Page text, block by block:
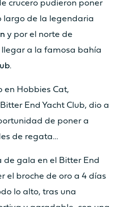
crucero pudieron poner
largo de la legendaria
y por el norte de
a la famosa bahía
.
en Hobbies Cat,
End Yacht Club, dio a
de poner a
de regata…
de gala en el Bitter End
el broche de oro a 4 días
lo alto, tras una